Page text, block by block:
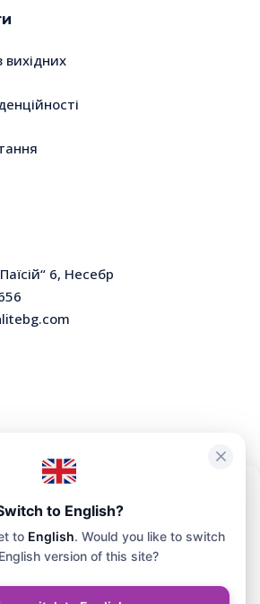
зручність, ми використовуємо
cookie, для зберігання та/або доступу до
Згода на використання цих
обробляти на цьому сайті такі дані, як
вихідних
6, Несебр
вже можуть бути продані.
наявність та
у менеджера.
to English?
to English. Would you like to switch
version of this site?